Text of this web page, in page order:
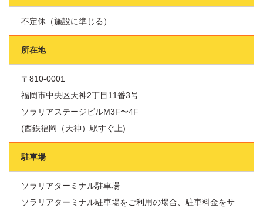
不定休（施設に準じる）
所在地
〒810-0001
福岡市中央区天神2丁目11番3号
ソラリアステージビルM3F〜4F
(西鉄福岡（天神）駅すぐ上)
駐車場
ソラリアターミナル駐車場
ソラリアターミナル駐車場をご利用の場合、駐車料金をサ